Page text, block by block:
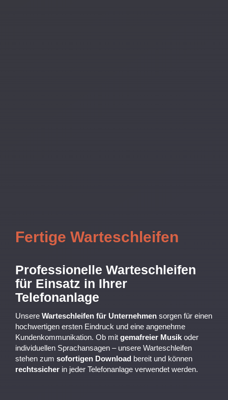
Fertige Warteschleifen
Professionelle Warteschleifen
für Einsatz in Ihrer
Telefonanlage
Unsere Warteschleifen für Unternehmen sorgen für einen
hochwertigen ersten Eindruck und eine angenehme
Kundenkommunikation. Ob mit gemafreier Musik oder
individuellen Sprachansagen – unsere Warteschleifen
stehen zum sofortigen Download bereit und können
rechtssicher in jeder Telefonanlage verwendet werden.